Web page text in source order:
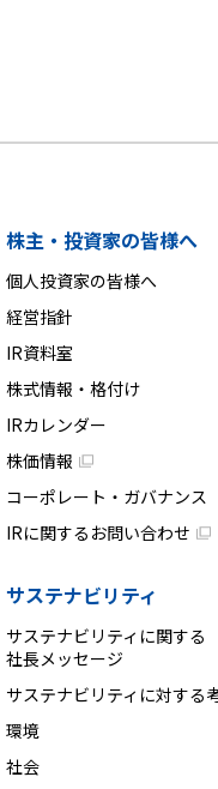
株主・投資家の皆様へ
個人投資家の皆様へ
経営指針
IR資料室
株式情報・格付け
IRカレンダー
株価情報
コーポレート・ガバナンス
IRに関するお問い合わせ
サステナビリティ
サステナビリティに関する
社長メッセージ
サステナビリティに対する
環境
社会